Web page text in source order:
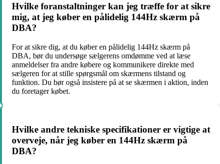
Hvilke foranstaltninger kan jeg træffe for at sikre
mig, at jeg køber en pålidelig 144Hz skærm på
DBA?
For at sikre dig, at du køber en pålidelig 144Hz skærm på
DBA, bør du undersøge sælgerens omdømme ved at læse
anmeldelser fra andre købere og kommunikere direkte med
sælgeren for at stille spørgsmål om skærmens tilstand og
funktion. Du bør også insistere på at se skærmen i aktion, inden
du foretager købet.
Hvilke andre tekniske specifikationer er vigtige at
overveje, når jeg køber en 144Hz skærm på
DBA?